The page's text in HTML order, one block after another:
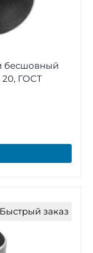
бесшовный
20, ГОСТ
Быстрый заказ